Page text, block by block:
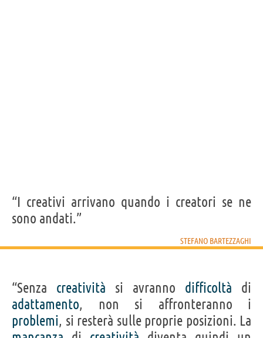
“I creativi arrivano quando i creatori se ne
sono andati.”
STEFANO BARTEZZAGHI
“Senza creatività si avranno difficoltà di
adattamento, non si affronteranno i
problemi, si resterà sulle proprie posizioni. La